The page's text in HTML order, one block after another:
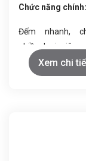
Chức năng chính:
Đếm nhanh,
nhiều loại viên
cứng, nang mềm.
Tốc độ đếm
Xem chi